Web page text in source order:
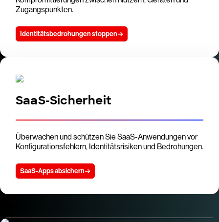
Zugangspunkten.
Identitätsbedrohungen stoppen
SaaS-Sicherheit
Überwachen und schützen Sie SaaS-Anwendungen vor
Konfigurationsfehlern, Identitätsrisiken und Bedrohungen.
SaaS-Apps absichern